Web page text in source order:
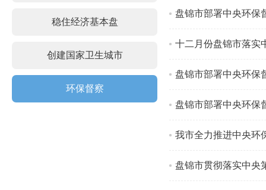
稳住经济基本盘
创建国家卫生城市
环保督察
盘锦市部署中央环保
十二月份盘锦市落实
盘锦市部署中央环保
盘锦市部署中央环保
我市全力推进中央环
盘锦市贯彻落实中央